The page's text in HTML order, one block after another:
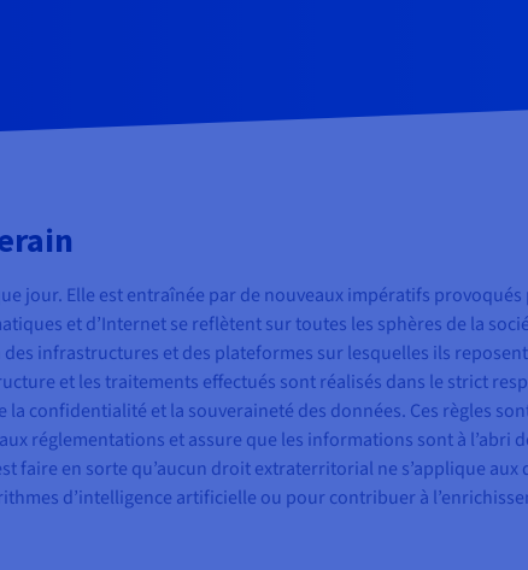
jour. Elle est entraînée par de nouveaux impératifs provoqués
et d’Internet se reflètent sur toutes les sphères de la
infrastructures et des plateformes sur lesquelles ils
et les traitements effectués sont réalisés dans le strict
confidentialité et la souveraineté des données. Ces règles
réglementations et assure que les informations sont à l’abri
faire en sorte qu’aucun droit extraterritorial ne s’applique
d’intelligence artificielle ou pour contribuer à